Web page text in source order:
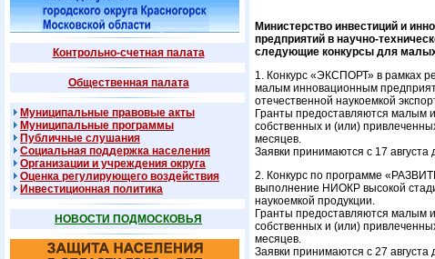
Контрольно-счетная палата
Общественная палата
Муниципальные правовые акты
Муниципальные программы
Публичные слушания
Социальная поддержка населения
Организации и учреждения округа
Оценка регулирующего воздействия
Инвестиционная политика
НОВОСТИ ПОДМОСКОВЬЯ
Министерство инвестиций и
предприятий в научно-
следующие конкурсы для
1. Конкурс «ЭКСПОРТ» в рамках
малым инновационным
отечественной наукоемкой
Гранты предоставляются малым
собственных и (или)
месяцев.
Заявки принимаются с 17 августа
2. Конкурс по программе
выполнение НИОКР высокой
наукоемкой продукции.
Гранты предоставляются малым
собственных и (или)
месяцев.
Заявки принимаются с 27 августа